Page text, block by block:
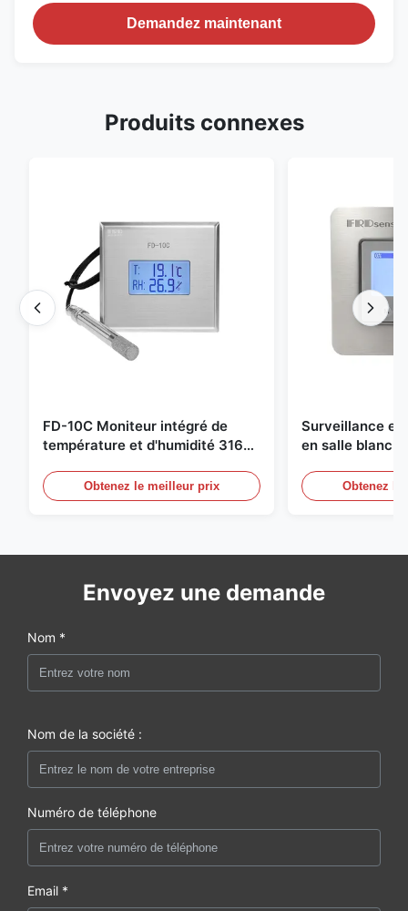
Demandez maintenant
Produits connexes
FD-10C Moniteur intégré de
température et d'humidité 316L
Obtenez le meilleur prix
Surveillance
en salle
20mA/RS485
Détection de
Obtenez
Envoyez une demande
Nom *
Nom de la société :
Numéro de téléphone
Email *